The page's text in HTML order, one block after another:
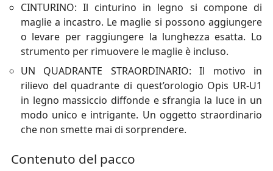
CINTURINO: Il cinturino in legno si compone di
maglie a incastro. Le maglie si possono aggiungere
o levare per raggiungere la lunghezza esatta. Lo
strumento per rimuovere le maglie è incluso.
UN QUADRANTE STRAORDINARIO: Il motivo in
rilievo del quadrante di quest’orologio Opis UR-U1
in legno massiccio diffonde e sfrangia la luce in un
modo unico e intrigante. Un oggetto straordinario
che non smette mai di sorprendere.
Contenuto del pacco